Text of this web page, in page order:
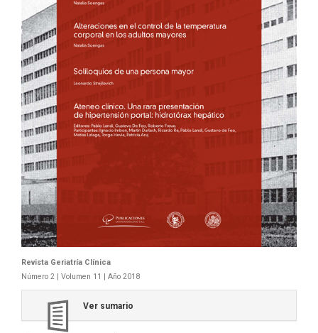
Revista Geriatría Clí­nica
Número 2 | Volumen 11 | Año 2018
Ver sumario